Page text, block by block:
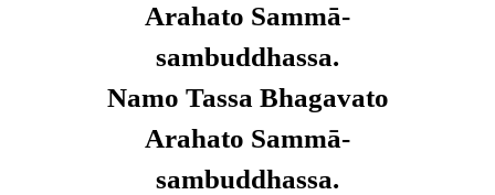
Arahato Sammā-
sambuddhassa.
Namo Tassa Bhagavato
Arahato Sammā-
sambuddhassa.